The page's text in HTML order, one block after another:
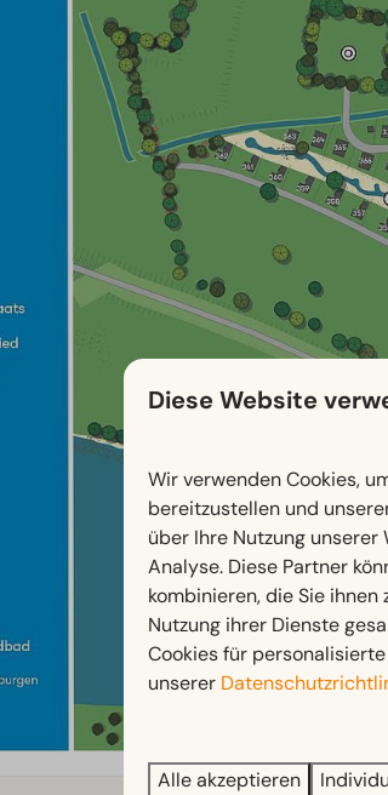
Diese Website
Wir verwenden Cookies,
bereitzustellen und
über Ihre Nutzung
Analyse. Diese Partner
kombinieren, die Sie
Nutzung ihrer Dienste
Cookies für
unserer
Alle akzeptieren